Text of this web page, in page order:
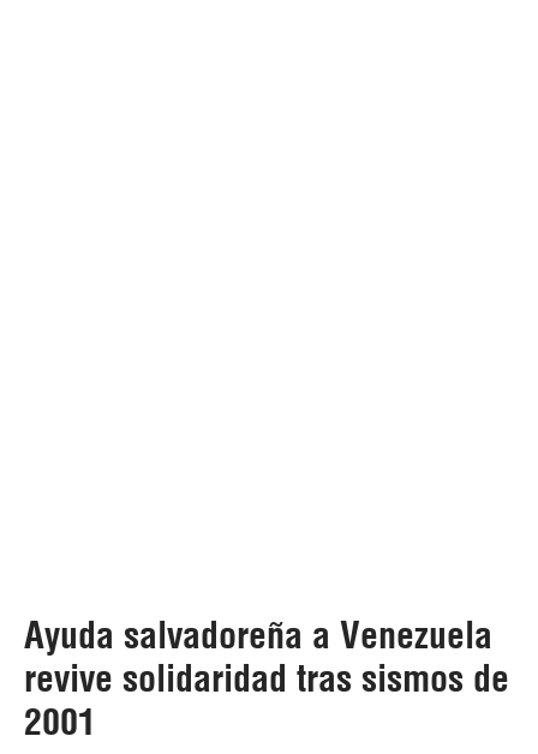
Ayuda salvadoreña a Venezuela
revive solidaridad tras sismos de
2001